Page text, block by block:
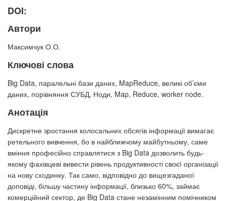
DOI:
Автори
Максимчук О.О.
Ключові слова
Big Data, паралельні бази даних, MapReduce, великі об’єми
даних, порівняння СУБД, Ноди, Map, Reduce, worker node.
Анотація
Дискретне зростання колосальних обсягів інформації вимагає
ретельного вивчення, бо в найближчому майбутньому, саме
вміння професійно справлятися з Big Data дозволить будь-
якому фахівцеві вивести рівень продуктивності своєї організації
на нову сходинку. Так само, відповідно до вищезгаданої
доповіді, більшу частину інформації, близько 60%, займає
комерційний сектор, де Big Data стане незамінним помічником